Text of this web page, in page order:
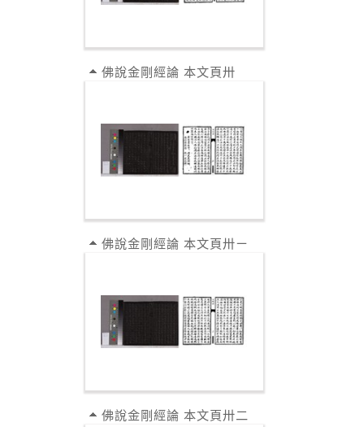
佛說金剛經論 本文頁卅
佛說金剛經論 本文頁卅ㄧ
佛說金剛經論 本文頁卅二